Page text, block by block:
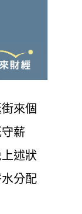
來個
薪
述狀
分配